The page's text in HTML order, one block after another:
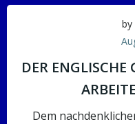
by
DER
Dem